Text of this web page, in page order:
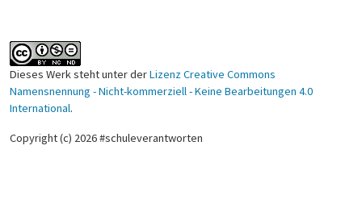
Dieses Werk steht unter derLizenz Creative Commons
Namensnennung - Nicht-kommerziell - Keine Bearbeitungen 4.0
International.
Copyright (c) 2026 #schuleverantworten